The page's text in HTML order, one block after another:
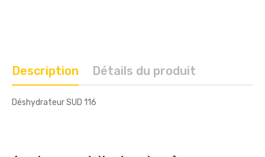
Description Détails du produit
Déshydrateur SUD 116